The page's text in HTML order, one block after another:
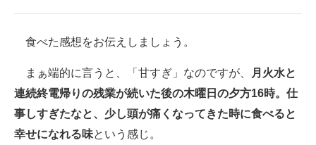
食べた感想をお伝えしましょう。
まぁ端的に言うと、「甘すぎ」なのですが、
月火水と
連続終電帰りの残業が続いた後の木曜日の夕方16時。仕
事しすぎたなと、少し頭が痛くなってきた時に食べると
幸せになれる味という感じ。